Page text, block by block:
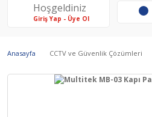
Hoşgeldiniz
Giriş Yap - Üye Ol
Anasayfa CCTV ve Güvenlik Çözümleri